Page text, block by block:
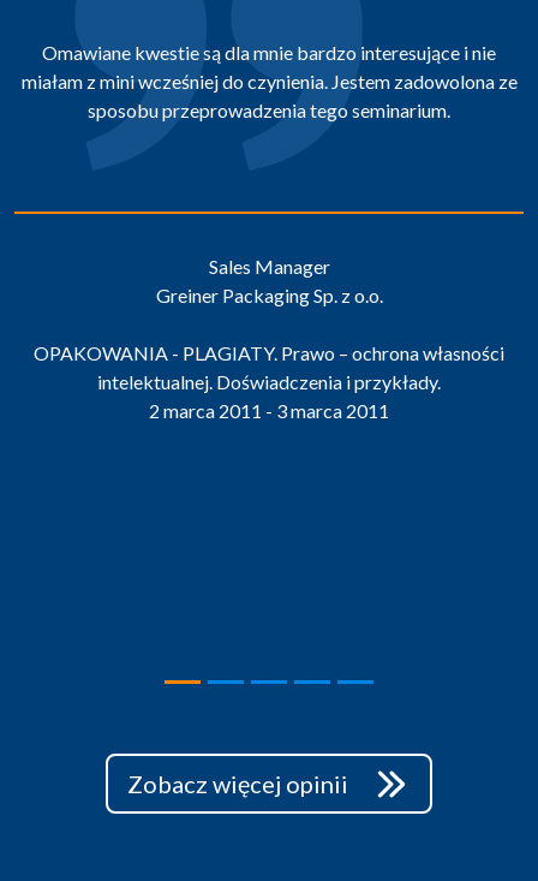
Omawiane kwestie są dla mnie bardzo interesujące i nie
miałam z mini wcześniej do czynienia. Jestem zadowolona ze
sposobu przeprowadzenia tego seminarium.
Sales Manager
Greiner Packaging Sp. z o.o.
OPAKOWANIA - PLAGIATY. Prawo – ochrona własności
intelektualnej. Doświadczenia i przykłady.
2 marca 2011 - 3 marca 2011
Zobacz więcej opinii